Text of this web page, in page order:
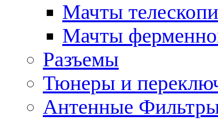
Мачты
Мачты
Разъемы
Тюнеры и
Антенные